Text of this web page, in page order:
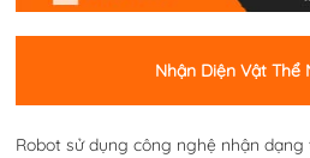
Nhận Diện Vật Thể
Robot sử dụng công nghệ nhận